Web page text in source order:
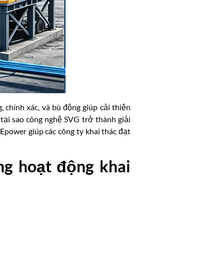
chính xác, và bù động giúp cải thiện
sao công nghệ SVG trở thành giải
giúp các công ty khai thác đạt
hoạt động khai